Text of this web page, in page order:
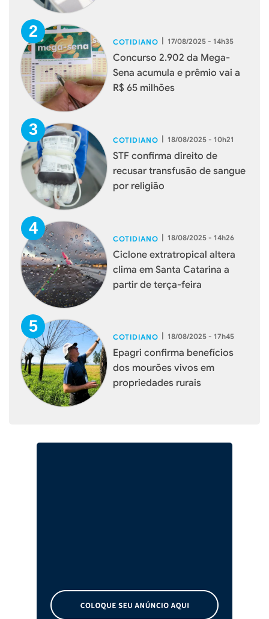
COTIDIANO | 17/08/2025 - 14h35
Concurso 2.902 da Mega-
Sena acumula e prêmio vai a
R$ 65 milhões
COTIDIANO | 18/08/2025 - 10h21
STF confirma direito de
recusar transfusão de sangue
por religião
COTIDIANO | 18/08/2025 - 14h26
Ciclone extratropical altera
clima em Santa Catarina a
partir de terça-feira
COTIDIANO | 18/08/2025 - 17h45
Epagri confirma benefícios
dos mourões vivos em
propriedades rurais